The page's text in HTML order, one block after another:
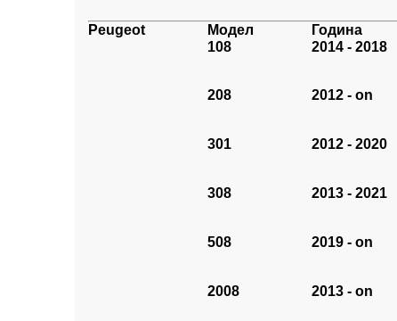
Peugeot Модел Година
108
2014 - 2018
208 2012 - on
301 2012 - 2020
308 2013 - 2021
508 2019 - on
2008 2013 - on